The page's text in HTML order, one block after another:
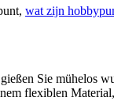
wat zijn
Sie mühelos
flexiblen